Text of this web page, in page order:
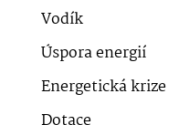
Vodík
Úspora energií
Energetická krize